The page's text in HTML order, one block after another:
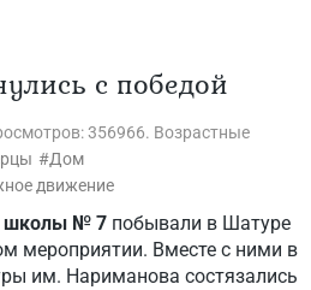
с победой
356966. Возрастные
Дом
движение
школы № 7 побывали в Шатуре
мероприятии. Вместе с ними в
им. Нариманова состязались